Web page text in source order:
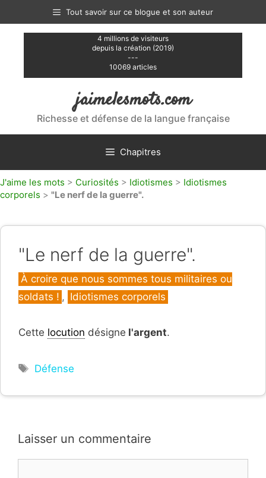
contenu
Tout savoir sur ce blogue et son auteur
4 millions de visiteurs
depuis la création (2019)
---
10069 articles
jaimelesmots.com
Richesse et défense de la langue française
Chapitres
J'aime les mots > Curiosités > Idiotismes > Idiotismes
corporels > "Le nerf de la guerre".
"Le nerf de la guerre".
Catégories
À croire que nous sommes tous militaires ou
soldats ! , Idiotismes corporels
Cette locution désigne l'argent.
Étiquettes
Défense
Laisser un commentaire